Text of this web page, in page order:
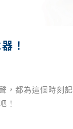
！
，都為這個時刻記
！